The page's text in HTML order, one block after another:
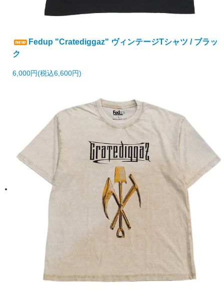
Fedup "Cratediggaz" ヴィンテージTシャツ / ブラッ
ク
6,000円(税込6,600円)